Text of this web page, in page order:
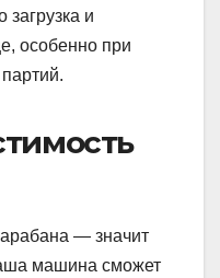
и
особенно при
— значит
машина сможет